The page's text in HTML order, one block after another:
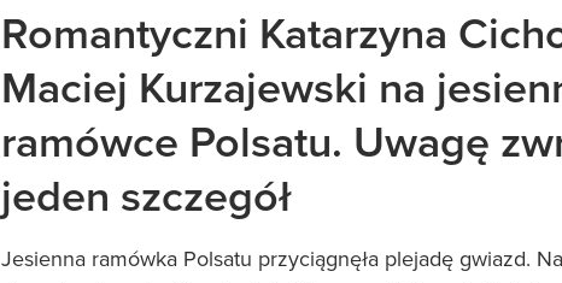
Romantyczni Katarzyna
Maciej Kurzajewski na
ramówce Polsatu. Uwagę
jeden szczegół
Jesienna ramówka Polsatu przyciągnęła plejadę gwiazd.